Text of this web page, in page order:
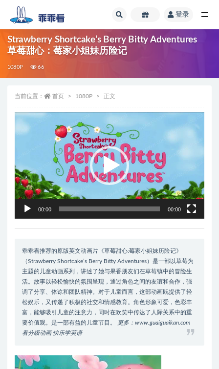
登录
Strawberry Shortcake’s Berry Bitty Adventures
草莓甜心：莓家小姐妹历险记
1080P 66
当前位置： 首页 1080P 正文
器
00:00 00:00
乖乖看推荐的原版英文动画片《草莓甜心:莓家小姐妹历险记》
（Strawberry Shortcake’s Berry Bitty Adventures）是一部以草莓为
主题的儿童动画系列，讲述了她与果香朋友们在草莓镇中的冒险生
活。故事以轻松愉快的氛围呈现，通过角色之间的友谊和合作，强
调了分享、体谅和团队精神。对于儿童而言，这部动画既提供了轻
松娱乐，又传递了积极的社交和情感教育。角色形象可爱，色彩丰
富，能够吸引儿童的注意力，同时在欢笑中传达了人际关系中的重
要价值观。是一部有益的儿童节目。
更多：www.guaiguaikan.com
看分级动画 快乐学英语